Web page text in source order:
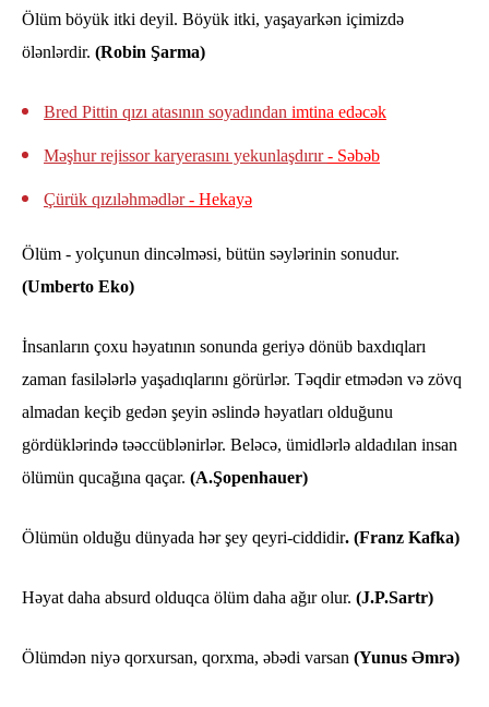
Ölüm böyük itki deyil. Böyük itki, yaşayarkən içimizdə
ölənlərdir. (Robin Şarma)
Bred Pittin qızı atasının soyadından imtina edəcək
Məşhur rejissor karyerasını yekunlaşdırır- Səbəb
Çürük qızıləhmədlər- Hekayə
Ölüm - yolçunun dincəlməsi, bütün səylərinin sonudur.
(Umberto Eko)
İnsanların çoxu həyatının sonunda geriyə dönüb baxdıqları
zaman fasilələrlə yaşadıqlarını görürlər. Təqdir etmədən və zövq
almadan keçib gedən şeyin əslində həyatları olduğunu
gördüklərində təəccüblənirlər. Beləcə, ümidlərlə aldadılan insan
ölümün qucağına qaçar. (A.Şopenhauer)
Ölümün olduğu dünyada hər şey qeyri-ciddidir. (Franz Kafka)
Həyat daha absurd olduqca ölüm daha ağır olur. (J.P.Sartr)
Ölümdən niyə qorxursan, qorxma, əbədi varsan (Yunus Əmrə)